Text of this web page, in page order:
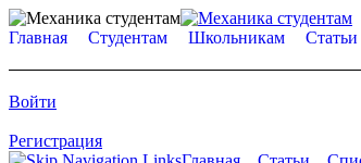
Главная Студентам Школьникам Статьи
Войти
Регистрация